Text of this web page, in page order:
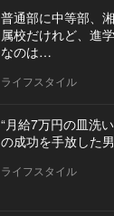
普通部に中等部、
属校だけれど、進
なのは…
ライフスタイル
“月給7万円の皿洗
の成功を手放した
ライフスタイル